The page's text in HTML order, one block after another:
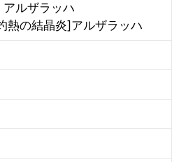
アルザラッハ
熱の結晶炎]アルザラッハ